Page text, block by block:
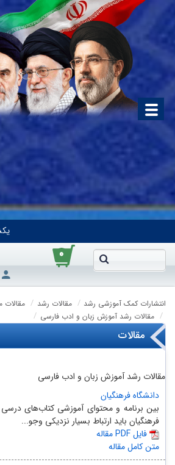
۰
انتشارات کمک آموزشی رشد مقالات رشد
مقالات رشد آموزش زبان و ادب فارسی
مقالات
مقالات رشد آموزش زبان و ادب فارسی
دانشگاه فرهنگیان
بین برنامه و محتوای آموزشی کتاب‌های
فرهنگیان باید ارتباط بسیار نزدیکی وجو...
مقاله PDF فایل
متن کامل مقاله